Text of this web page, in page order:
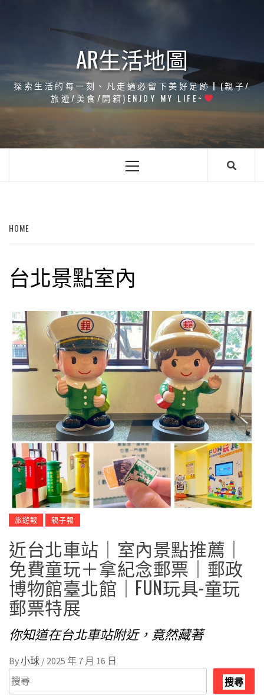
AR生活地圖
探索生活的每一刻、凡走過必留下美好足跡┃(親子/
旅遊/美食/開箱)ENJOY MY LIFE~
Primary
HOME
台北景點室內
旅遊報 親子報
近台北車站｜室內景點推薦｜
免費童玩＋拿紀念郵票｜郵政
博物館臺北館｜FUN玩具-童玩
郵票特展
你知道在台北車站附近，竟然藏著
By小球 / 2025 年 7 月 16 日
搜
尋
搜尋